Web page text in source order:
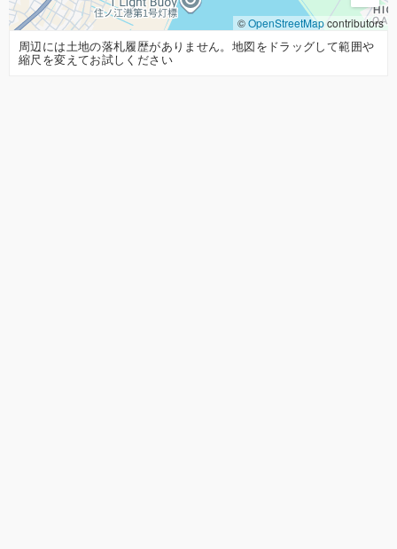
©OpenStreetMapcontributors
周辺には土地の落札履歴がありません。地図をドラッグして範囲や
縮尺を変えてお試しください